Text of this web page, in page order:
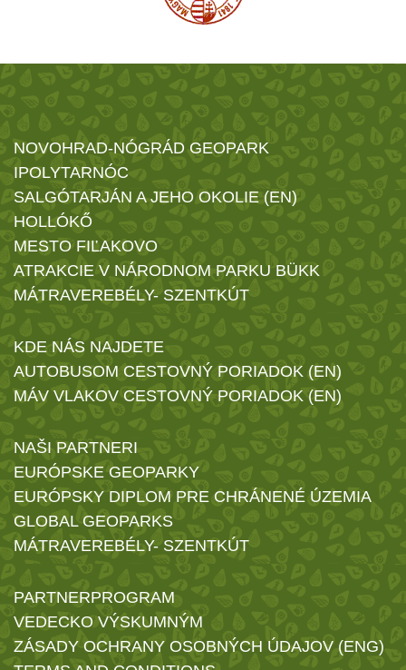
NOVOHRAD-NÓGRÁD GEOPARK
IPOLYTARNÓC
SALGÓTARJÁN A JEHO OKOLIE (EN)
HOLLÓKŐ
MESTO FIĽAKOVO
ATRAKCIE V NÁRODNOM PARKU BÜKK
MÁTRAVEREBÉLY- SZENTKÚT
KDE NÁS NAJDETE
AUTOBUSOM CESTOVNÝ PORIADOK (EN)
MÁV VLAKOV CESTOVNÝ PORIADOK (EN)
NAŠI PARTNERI
EURÓPSKE GEOPARKY
EURÓPSKY DIPLOM PRE CHRÁNENÉ ÚZEMIA
GLOBAL GEOPARKS
MÁTRAVEREBÉLY- SZENTKÚT
PARTNERPROGRAM
VEDECKO VÝSKUMNÝM
ZÁSADY OCHRANY OSOBNÝCH ÚDAJOV (ENG)